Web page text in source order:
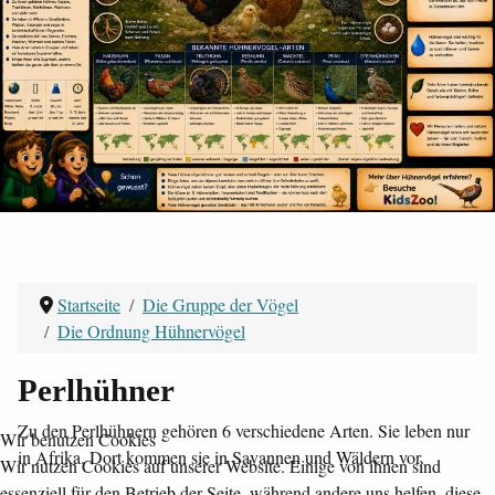
Startseite
Die Gruppe der Vögel
Die Ordnung Hühnervögel
Perlhühner
Zu den Perlhühnern gehören 6 verschiedene Arten. Sie leben nur
in Afrika. Dort kommen sie in Savannen und Wäldern vor.
Wir benutzen Cookies
Wir nutzen Cookies auf unserer Website. Einige von ihnen sind